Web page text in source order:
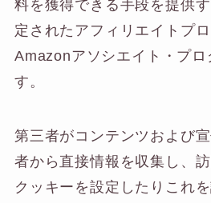
料を獲得できる手段を提供
定されたアフィリエイトプロ
Amazonアソシエイト・プ
す。
第三者がコンテンツおよび
者から直接情報を収集し、
クッキーを設定したりこれ